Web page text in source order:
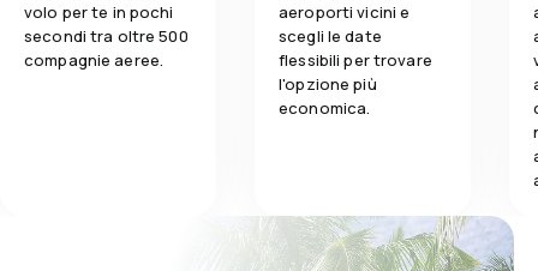
volo per te in pochi
secondi tra oltre 500
compagnie aeree.
aeroporti vicini e
scegli le date
flessibili per trovare
l'opzione più
economica.